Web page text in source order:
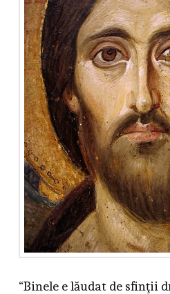
“Binele e lăudat de sfinţii